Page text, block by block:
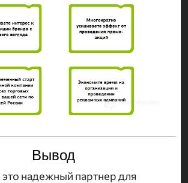
Вывод
надежный партнер для